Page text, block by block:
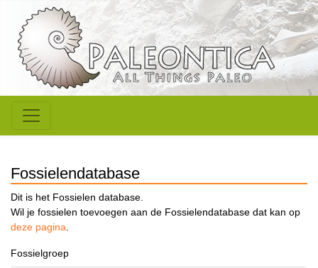
Fossielendatabase
Dit is het Fossielen database.
Wil je fossielen toevoegen aan de Fossielendatabase dat kan op
deze pagina.
Fossielgroep